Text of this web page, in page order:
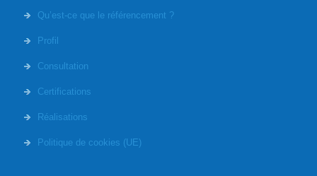
Qu’est-ce que le référencement ?
Profil
Consultation
Certifications
Réalisations
Politique de cookies (UE)